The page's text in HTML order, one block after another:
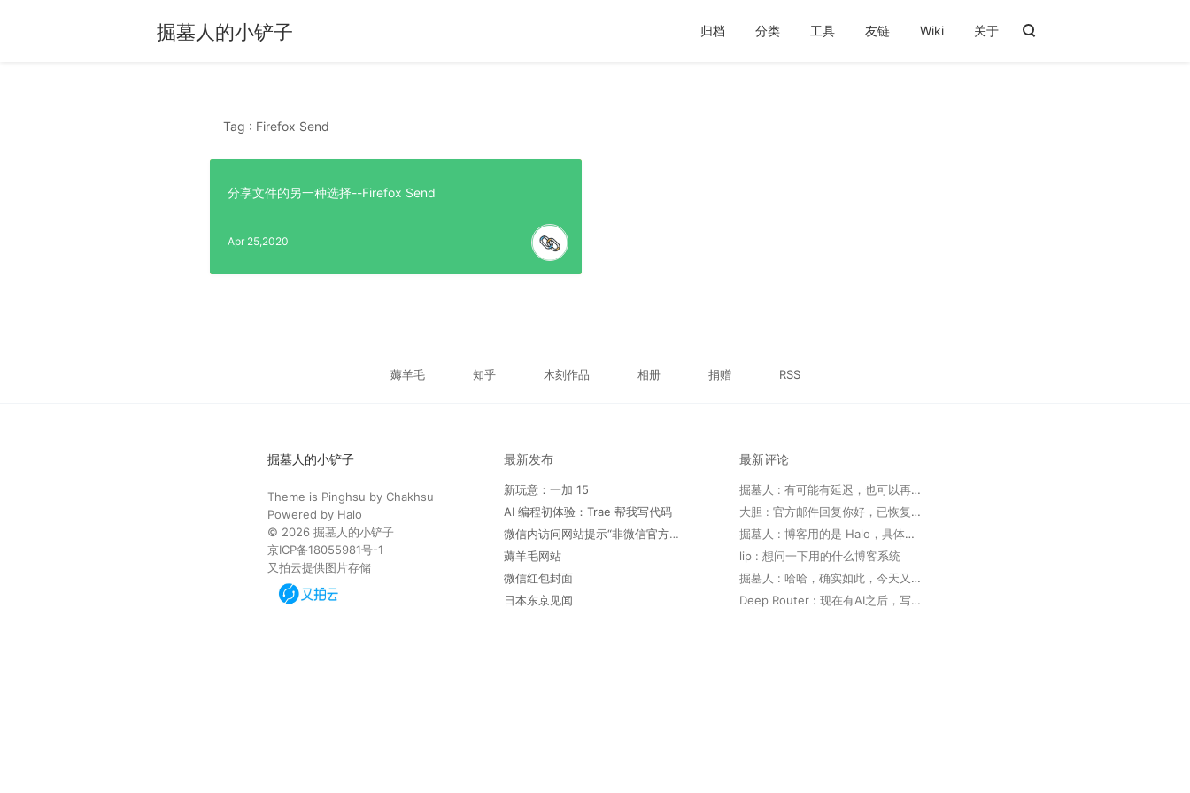
掘墓人的小铲子 归档 分类 工具 友链 Wiki 关于
Tag : Firefox Send
分享文件的另一种选择--Firefox Send
Apr 25,2020
薅羊毛 知乎 木刻作品 相册 捐赠 RSS
掘墓人的小铲子
Theme is Pinghsu by Chakhsu
Powered by Halo
© 2026 掘墓人的小铲子
京ICP备18055981号-1
又拍云提供图片存储
最新发布
新玩意：一加 15
AI 编程初体验：Trae 帮我写代码
微信内访问网站提示“非微信官方网页，请确认是否继续访问”
薅羊毛网站
微信红包封面
日本东京见闻
最新评论
掘墓人 : 有可能有延迟，也可以再次发邮件确认
大胆 : 官方邮件回复你好，已恢复，请查实。 但实际未恢复
掘墓人 : 博客用的是 Halo，具体可以看下 https://www.halo.run 。
lip : 想问一下用的什么博客系统
掘墓人 : 哈哈，确实如此，今天又用 Trae 写了个软件，太高效了
Deep Router : 现在有AI之后，写代码真的方便了好多，多出来很多coffee time